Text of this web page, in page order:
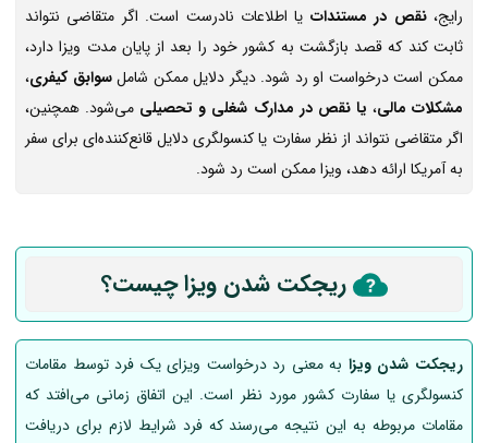
رایج،نقص در مستندات یا اطلاعات نادرست است. اگر متقاضی نتواند
ثابت کند که قصد بازگشت به کشور خود را بعد از پایان مدت ویزا دارد،
ممکن است درخواست او رد شود. دیگر دلایل ممکن شاملسوابق کیفری،
مشکلات مالی، یا نقص در مدارک شغلی و تحصیلی می‌شود. همچنین،
اگر متقاضی نتواند از نظر سفارت یا کنسولگری دلایل قانع‌کننده‌ای برای سفر
به آمریکا ارائه دهد، ویزا ممکن است رد شود.
ریجکت شدن ویزا چیست؟
ریجکت شدن ویزا به معنی رد درخواست ویزای یک فرد توسط مقامات
کنسولگری یا سفارت کشور مورد نظر است. این اتفاق زمانی می‌افتد که
مقامات مربوطه به این نتیجه می‌رسند که فرد شرایط لازم برای دریافت